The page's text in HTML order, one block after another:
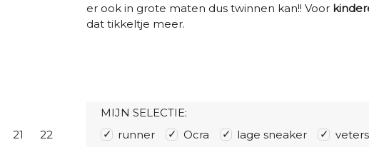
21
22
er ook in grote maten dus twinnen kan!! Voor
dat tikkeltje meer.
MIJN SELECTIE:
runner
Ocra lage sneaker